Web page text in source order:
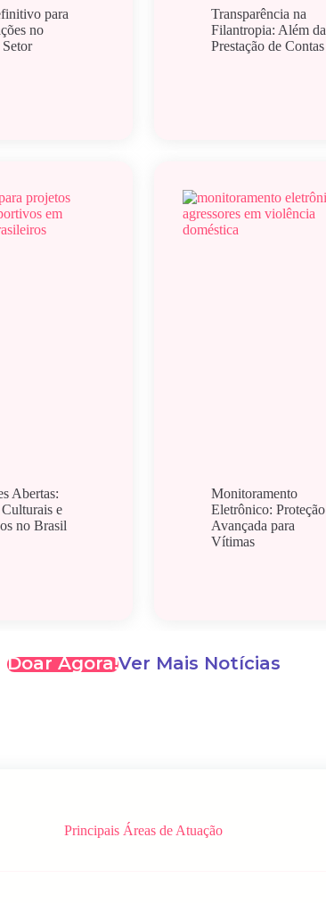
para
no
Transparência na
Filantropia: Além da
Prestação de Contas
Abertas:
e
no Brasil
Monitoramento
Eletrônico: Proteção
Avançada para
Vítimas
Doar Agora!Ver Mais Notícias
Principais Áreas de Atuação